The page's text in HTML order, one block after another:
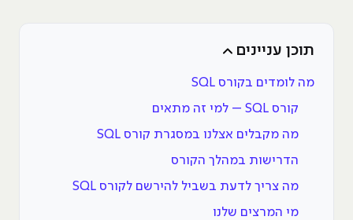
תוכן עניינים
מה לומדים בקורס SQL
קורס SQL – למי זה מתאים
מה מקבלים אצלנו במסגרת קורס SQL
הדרישות במהלך הקורס
מה צריך לדעת בשביל להירשם לקורס SQL
מי המרצים שלנו